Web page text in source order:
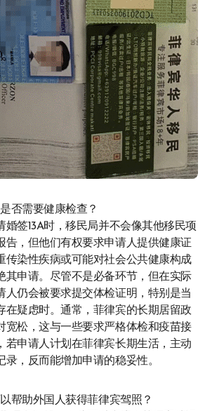
否需要健康检查？
婚签13A时，移民局并不会像其他移民项
告，但他们有权要求申请人提供健康证
传染性疾病或可能对社会公共健康构成
其申请。尽管不是必备环节，但在实际
人仍会被要求提交体检证明，特别是当
在疑虑时。通常，菲律宾的长期居留政
宽松，这与一些要求严格体检和疫苗接
若申请人计划在菲律宾长期生活，主动
录，反而能增加申请的稳妥性。
帮助外国人获得菲律宾驾照？